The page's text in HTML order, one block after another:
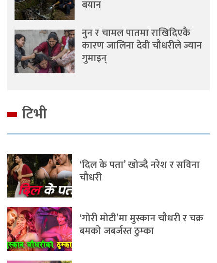
बयान
नुन र चामल पातमा राखिदिएकै
कारण जालिना देवी चौधरीले ज्यान
गुमाइन्
टिभी
‘दिल के पता’ खोज्दै नरेश र सविना
चौधरी
‘गोरी मोटी’मा मुस्कान चौधरी र चक्र
बमको जबर्जस्त ठुम्का